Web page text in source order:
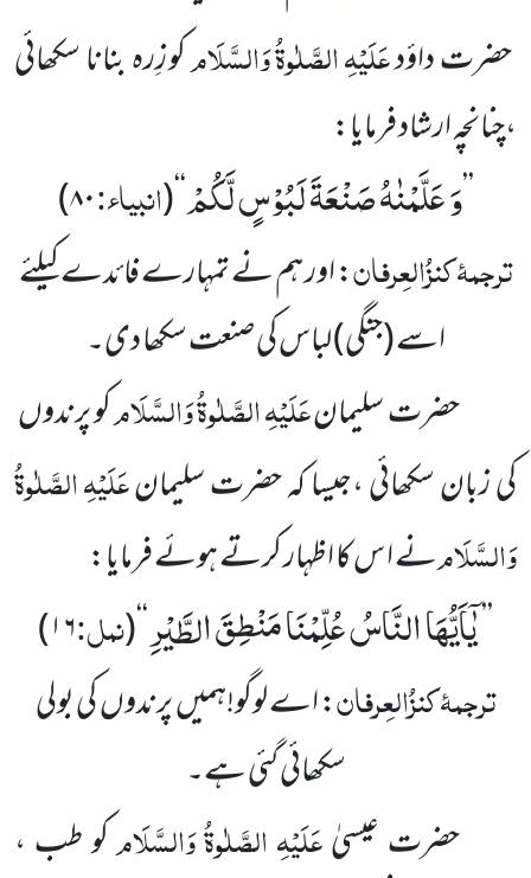
حضرت داؤدعَلَیْہِالصَّلٰوۃُوَالسَّلَامکو زِرہ بنانا سکھائی
،چنانچہ ارشاد فرمایا:
’’وَ عَلَّمْنٰهُ صَنْعَةَ لَبُوْسٍ لَّكُمْ‘‘
(انبیاء:۸۰)
ترجمۂکنزُالعِرفان: اور ہم نے تمہارے فائدے کیلئے
اسے(جنگی)لباس کی صنعت سکھا دی۔
حضرت سلیمانعَلَیْہِالصَّلٰوۃُوَالسَّلَامکو پرندوں
کی زبان سکھائی ،جیسا کہ حضرت سلیمانعَلَیْہِالصَّلٰوۃُ
وَالسَّلَامنے ا س کا اظہار کرتے ہوئے فرمایا:
’’یٰۤاَیُّهَا النَّاسُ عُلِّمْنَا مَنْطِقَ الطَّیْرِ‘‘
(نمل:۱۶)
ترجمۂکنزُالعِرفان: اے لوگو!ہمیں پرندوں کی بولی
سکھائی گئی ہے۔
حضرت عیسیٰعَلَیْہِالصَّلٰوۃُوَالسَّلَامکو طب ،